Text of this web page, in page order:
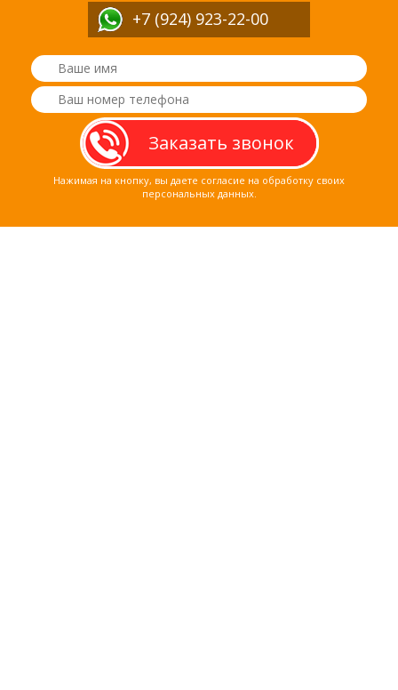
+7 (924) 923-22-00
Нажимая на кнопку, вы даете согласие на обработку своих
персональных данных.